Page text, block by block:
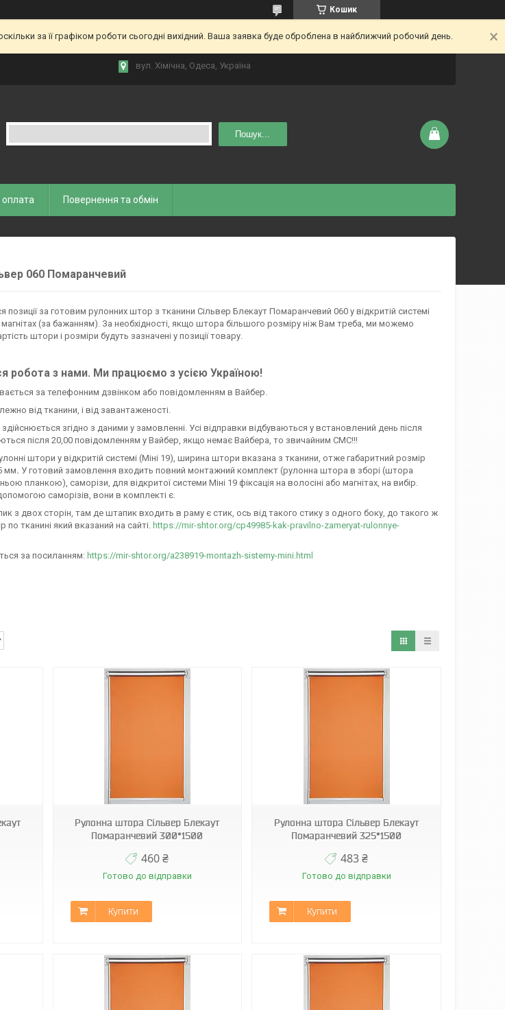
Кошик
за її графіком роботи сьогодні вихідний. Ваша заявка буде оброблена в найближчий робочий день.
вул. Хiмiчна, Одеса, Україна
Пошук...
оплата Повернення та обмiн
060 Помаранчевий
позиції за готовим рулонних штор з тканини Сільвер Блекаут Помаранчевий 060 у відкритій системі
магнітах (за бажанням). За необхідності, якщо штора більшого розміру ніж Вам треба, ми можемо
штори і розміри будуть зазначені у позиції товару.
робота з нами. Ми працюємо з усією Україною!
за телефонним дзвінком або повідомленням в Вайбер.
від тканини, і від завантаженості.
згідно з даними у замовленні. Усі відправки відбуваються у встановлений день після
після 20,00 повідомленням у Вайбер, якщо немає Вайбера, то звичайним СМС!!!
штори у відкритій системі (Міні 19), ширина штори вказана з тканини, отже габаритний розмір
мм. У готовий замовлення входить повний монтажний комплект (рулонна штора в зборі (штора
планкою), саморізи, для відкритої системи Міні 19 фіксація на волосіні або магнітах, на вибір.
саморізів, вони в комплекті є.
з двох сторін, там де штапик входить в раму є стик, ось від такого стику з одного боку, до такого ж
по тканині який вказаний на сайті. https://mir-shtor.org/cp49985-kak-pravilno-zameryat-rulonnye-
за посиланням: https://mir-shtor.org/a238919-montazh-sistemy-mini.html
Рулонна штора Сільвер Блекаут
Помаранчевий 300*1500
460 ₴
Готово до відправки
Купити
Рулонна штора Сільвер Блекаут
Помаранчевий 325*1500
483 ₴
Готово до відправки
Купити